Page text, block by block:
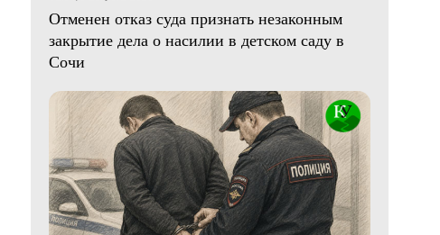
Отменен отказ суда признать незаконным
закрытие дела о насилии в детском саду в
Сочи